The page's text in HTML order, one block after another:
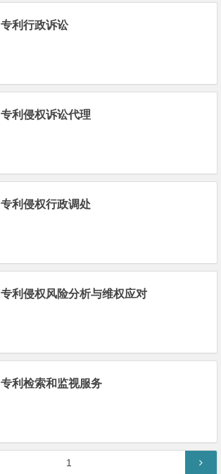
专利行政诉讼
专利侵权诉讼代理
专利侵权行政调处
专利侵权风险分析与维权应对
专利检索和监视服务
1